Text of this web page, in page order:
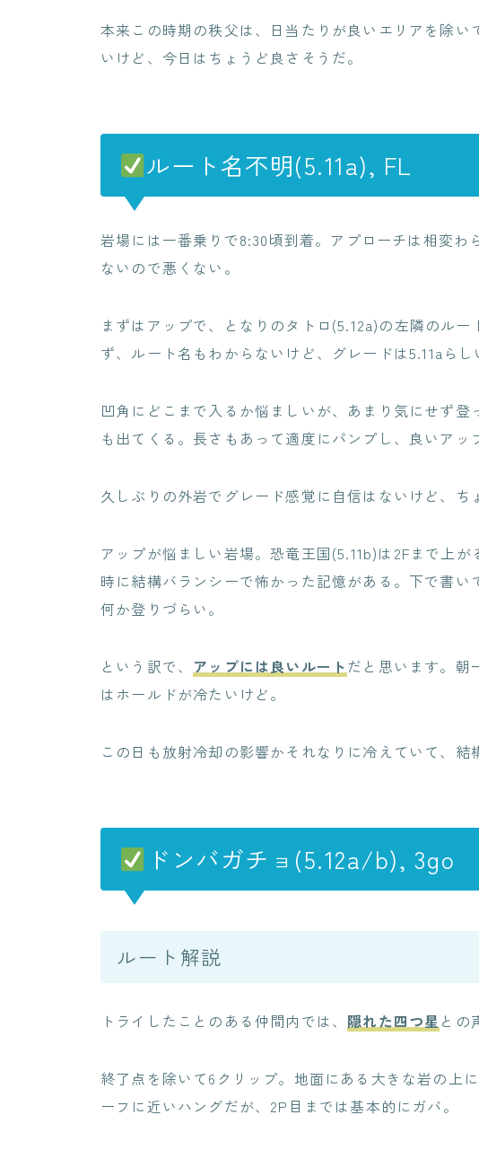
本来この時期の秩父は、日当たりが良いエリアを除い
いけど、今日はちょうど良さそうだ。
ルート名不明(5.11a), FL
岩場には一番乗りで8:30頃到着。アプローチは相変わ
ないので悪くない。
まずはアップで、となりのタトロ(5.12a)の左隣のルー
ず、ルート名もわからないけど、グレードは5.11aらし
凹角にどこまで入るか悩ましいが、あまり気にせず
も出てくる。長さもあって適度にパンプし、良いアッ
久しぶりの外岩でグレード感覚に自信はないけど、ち
アップが悩ましい岩場。恐竜王国(5.11b)は2Fまで上
時に結構バランシーで怖かった記憶がある。下で書い
何か登りづらい。
という訳で、 アップには良いルートだと思います。朝
はホールドが冷たいけど。
この日も放射冷却の影響かそれなりに冷えていて、結
ドンバガチョ(5.12a/b), 3go
ルート解説
トライしたことのある仲間内では、 隠れた四つ星 との
終了点を除いて6クリップ。地面にある大きな岩の上
ーフに近いハングだが、2P目までは基本的にガバ。